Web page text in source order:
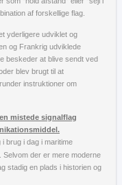
af forskellige flag.
yderligere udviklet og
og Frankrig udviklede
beskeder at blive sendt ved
blev brugt til at
instruktioner om
mistede signalflag
brug i dag i maritime
der er mere moderne
stadig en plads i historien og